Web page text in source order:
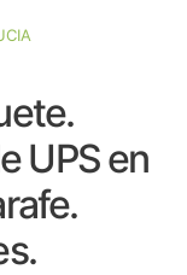
UPS en